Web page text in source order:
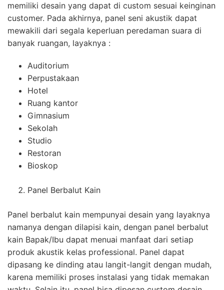
memiliki desain yang dapat di custom sesuai keinginan
customer. Pada akhirnya, panel seni akustik dapat
mewakili dari segala keperluan peredaman suara di
banyak ruangan, layaknya :
Auditorium
Perpustakaan
Hotel
Ruang kantor
Gimnasium
Sekolah
Studio
Restoran
Bioskop
Panel Berbalut Kain
Panel berbalut kain mempunyai desain yang layaknya
namanya dengan dilapisi kain, dengan panel berbalut
kain Bapak/Ibu dapat menuai manfaat dari setiap
produk akustik kelas professional. Panel dapat
dipasang ke dinding atau langit-langit dengan mudah,
karena memiliki proses instalasi yang tidak memakan